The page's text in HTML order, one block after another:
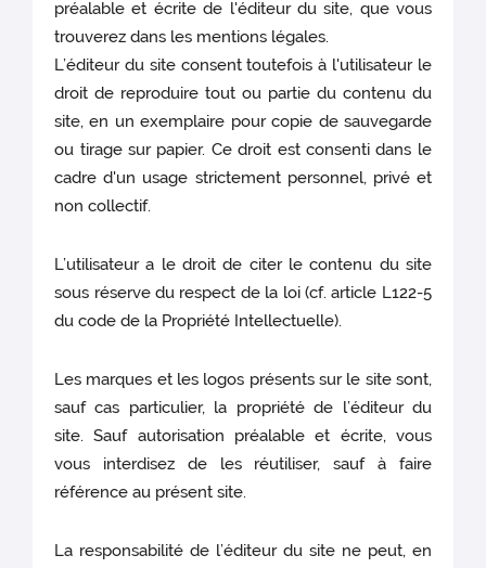
préalable et écrite de l'éditeur du site, que vous
trouverez dans les mentions légales.
L’éditeur du site consent toutefois à l'utilisateur le
droit de reproduire tout ou partie du contenu du
site, en un exemplaire pour copie de sauvegarde
ou tirage sur papier. Ce droit est consenti dans le
cadre d'un usage strictement personnel, privé et
non collectif.
L’utilisateur a le droit de citer le contenu du site
sous réserve du respect de la loi (cf. article L122-5
du code de la Propriété Intellectuelle).
Les marques et les logos présents sur le site sont,
sauf cas particulier, la propriété de l’éditeur du
site. Sauf autorisation préalable et écrite, vous
vous interdisez de les réutiliser, sauf à faire
référence au présent site.
La responsabilité de l’éditeur du site ne peut, en